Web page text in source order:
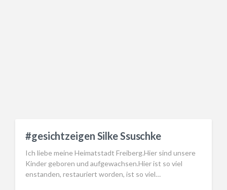
#gesichtzeigen Silke Ssuschke
Ich liebe meine Heimatstadt Freiberg.Hier sind unsere
Kinder geboren und aufgewachsen.Hier ist so viel
enstanden, restauriert worden, ist so viel…